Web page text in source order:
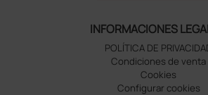
INFORMACIONES
POLÍTICA DE
Condiciones de venta
Cookies
Configurar cookies